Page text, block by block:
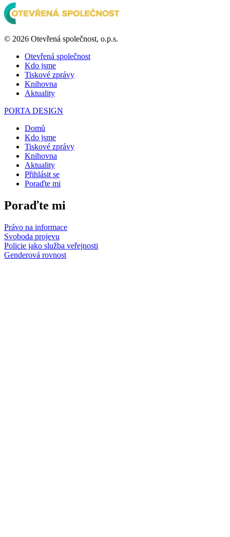
© 2026 Otevřená společnost, o.p.s.
Otevřená společnost
Kdo jsme
Tiskové zprávy
Knihovna
Aktuality
PORTA DESIGN
Domů
Kdo jsme
Tiskové zprávy
Knihovna
Aktuality
Přihlásit se
Poraďte mi
Poraďte mi
Právo na informace
Svoboda projevu
Policie jako služba veřejnosti
Genderová rovnost